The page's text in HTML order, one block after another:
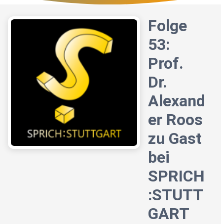
Folge
53:
Prof.
Dr.
Alexand
er Roos
zu Gast
bei
SPRICH
:STUTT
GART